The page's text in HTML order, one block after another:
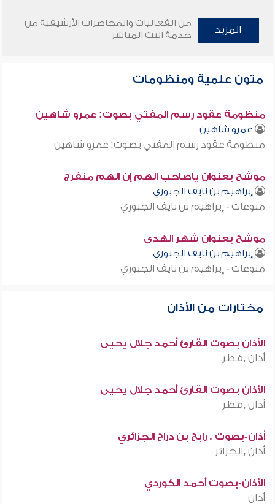
المزيد
من الفعاليات والمحاضرات الأرشيفية من
خدمة البث المباشر
متون علمية ومنظومات
منظومة عقود رسم المفتي بصوت: عمرو شاهين
عمرو شاهين
منظومة عقود رسم المفتي بصوت: عمرو شاهين
موشح بعنوان ياصاحب الهم إن الهم منفرج
إبراهيم بن نايف الجبوري
منوعات - إبراهيم بن نايف الجبوري
موشح بعنوان شهر الهدى
إبراهيم بن نايف الجبوري
منوعات - إبراهيم بن نايف الجبوري
مختارات من الأذان
الأذان بصوت القارئ أحمد جلال يحيى
أذان ,قطر
الأذان بصوت القارئ أحمد جلال يحيى
أذان ,قطر
أذان-بصوت . رابح بن دراح الجزائري
أذان ,الجزائر
الأذان-بصوت أحمد الكوردي
أذان